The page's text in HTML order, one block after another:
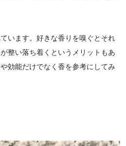
います。好きな香りを嗅ぐとそれ
整い落ち着くというメリットもあ
効能だけでなく香を参考にしてみ